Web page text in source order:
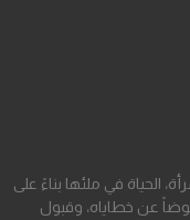
الحياة في ملئها بناءً على
عن خطاياه، وقبول